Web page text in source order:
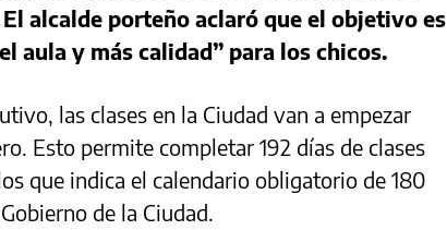
alcalde porteño aclaró que el objetivo es
aula y más calidad” para los chicos.
las clases en la Ciudad van a empezar
Esto permite completar 192 días de clases
que indica el calendario obligatorio de 180
de la Ciudad.